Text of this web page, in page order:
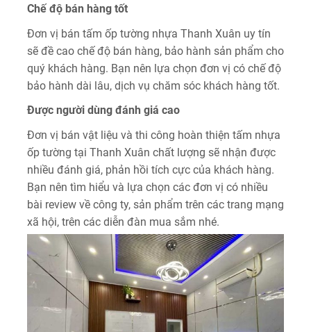
Chế độ bán hàng tốt
Đơn vị bán tấm ốp tường nhựa Thanh Xuân uy tín
sẽ đề cao chế độ bán hàng, bảo hành sản phẩm cho
quý khách hàng. Bạn nên lựa chọn đơn vị có chế độ
bảo hành dài lâu, dịch vụ chăm sóc khách hàng tốt.
Được người dùng đánh giá cao
Đơn vị bán vật liệu và thi công hoàn thiện tấm nhựa
ốp tường tại Thanh Xuân chất lượng sẽ nhận được
nhiều đánh giá, phản hồi tích cực của khách hàng.
Bạn nên tìm hiểu và lựa chọn các đơn vị có nhiều
bài review về công ty, sản phẩm trên các trang mạng
xã hội, trên các diễn đàn mua sắm nhé.